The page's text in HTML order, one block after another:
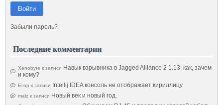
Войти
Забыли пароль?
Последние комментарии
Xenobyte к записи Навык взрывника в Jagged Alliance 2 1.13: как, зачем
и кому?
Егор к записи Intellij IDEA консоль не отображает кириллицу
malz к записи Новый век и новый год.